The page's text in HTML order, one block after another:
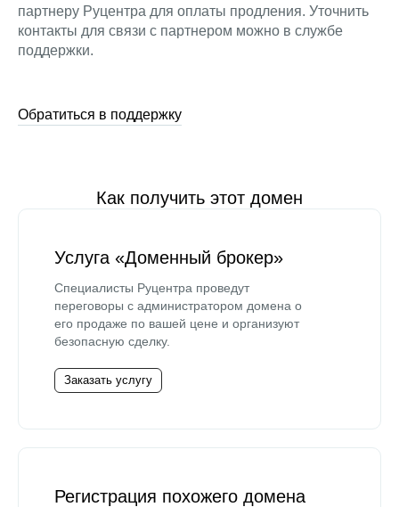
партнеру Руцентра для оплаты продления. Уточнить
контакты для связи с партнером можно в службе
поддержки.
Обратиться в поддержку
Как получить этот домен
Услуга «Доменный брокер»
Специалисты Руцентра проведут
переговоры с администратором домена о
его продаже по вашей цене и организуют
безопасную сделку.
Заказать услугу
Регистрация похожего домена